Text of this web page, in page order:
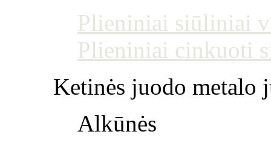
Plieniniai siūliniai
Plieniniai cinkuoti
Ketinės juodo metalo
Alkūnės